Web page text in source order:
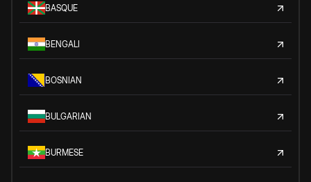
BASQUE
BENGALI
BOSNIAN
BULGARIAN
BURMESE